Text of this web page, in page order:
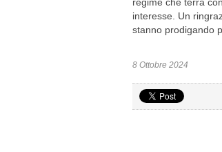
interesse. Un
stanno prodigando
8 Ottobre 2024